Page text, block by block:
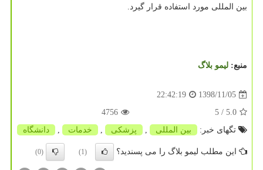
بین المللی مورد استفاده قرار گیرد.
منبع: لیمو بلاگ
1398/11/05
22:42:19
5.0
/ 5
4756
تگهای خبر:
بین المللی , پزشكی , خدمات , دانشگاه
این مطلب لیمو بلاگ را می پسندید؟ (1)
(0)